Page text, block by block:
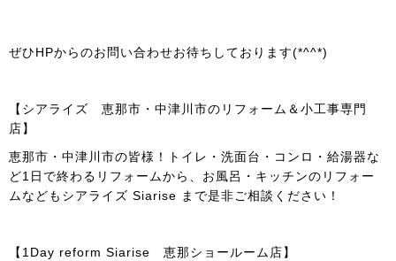
ぜひHPからのお問い合わせお待ちしております(*^^*)
【シアライズ 恵那市・中津川市のリフォーム＆小工事専門
店】
恵那市・中津川市の皆様！トイレ・洗面台・コンロ・給湯器な
ど1日で終わるリフォームから、お風呂・キッチンのリフォー
ムなどもシアライズ Siarise まで是非ご相談ください！
【1Day reform Siarise 恵那ショールーム店】